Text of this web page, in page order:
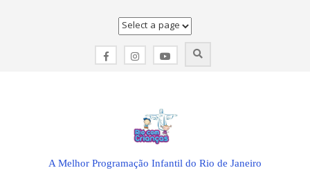
A Melhor Programação Infantil do Rio de Janeiro